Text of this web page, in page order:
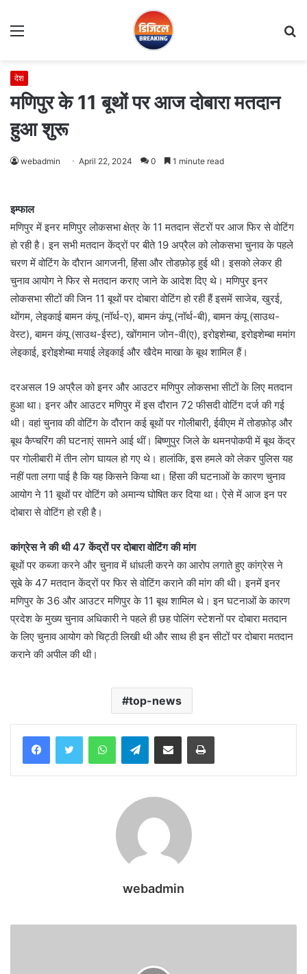
Menu
देश
मणिपुर के 11 बूथों पर आज दोबारा मतदान
हुआ शुरू
webadmin April 22, 2024 0 1 minute read
इम्फाल
मणिपुर में इनर मणिपुर लोकसभा क्षेत्र के 11 मतदान सेंटरों पर आज फिर से वोटिंग
हो रही है। इन सभी मतदान केंद्रों पर बीते 19 अप्रैल को लोकसभा चुनाव के पहले
चरण में वोटिंग के दौरान आगजनी, हिंसा और तोडफ़ोड़ हुई थी। इसको लेकर ही
चुनाव आयोग ने फिर से मतदान कराए जाने के आदेश दिए थे। मणिपुर इनर
लोकसभा सीटों की जिन 11 बूथों पर दोबारा वोटिंग हो रही हैं इसमें साजेब, खुरई,
थोंगम, लेइकाई बामन कंपू (नॉर्थ-ए), बामन कंपू (नॉर्थ-बी), बामन कंपू (साउथ-
वेस्ट), बामन कंपू (साउथ-ईस्ट), खोंगमान जोन-वी(ए), इरोइशेम्बा, इरोइशेम्बा ममांग
लेइकाई, इरोइशेम्बा मयाई लेइकाई और खैदेम माखा के बूथ शामिल हैं।
दरअसल 19 अप्रैल को इनर और आउटर मणिपुर लोकसभा सीटों के लिए मतदान
हुआ था। इनर और आउटर मणिपुर में इस दौरान 72 फीसदी वोटिंग दर्ज की गई
थी। वहां चुनाव की वोटिंग के दौरान कई बूथों पर गोलीबारी, ईवीएम में तोडफ़ोड़ और
बूथ कैप्चरिंग की घटनाएं सामने आई थीं। बिष्णुपुर जिले के थमनपोकपी में बूथ केंद्र
पर गोलीबारी में तीन लोग घायल हो गए थे। हालांकि, इस हमले को लेकर पुलिस यह
नहीं पता लगा पाई है कि यह किसने किया था। हिंसा की घटनाओं के कारण चुनाव
आयोग ने 11 बूथों पर वोटिंग को अमान्य घोषित कर दिया था। ऐसे में आज इन पर
दोबारा से वोटिंग हो रही है।
कांग्रेस ने की थी 47 केंद्रों पर दोबारा वोटिंग की मांग
बूथों पर कब्जा करने और चुनाव में धांधली करने का आरोप लगाते हुए कांग्रेस ने
सूबे के 47 मतदान केंद्रों पर फिर से वोटिंग कराने की मांग की थी। इनमें इनर
मणिपुर के 36 और आउटर मणिपुर के 11 बूथ शामिल थे। इन घटनाओं के कारण
प्रदेश के मुख्य चुनाव अधिकारी ने पहले ही छह पोलिंग स्टेशनों पर दोबारा मतदान
के लिए चुनाव आयोग को चिट्ठी लिखी थी और साथ ही इन सीटों पर दोबारा मतदान
कराने की अपील की थी।
top-news
WhatsAppTelegramShare via Email Print
webadmin